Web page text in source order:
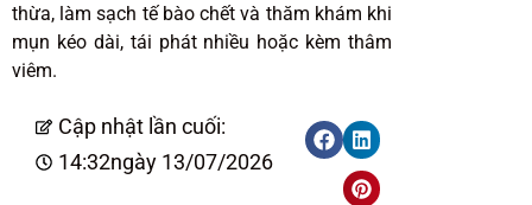
thừa, làm sạch tế bào chết và thăm khám khi
mụn kéo dài, tái phát nhiều hoặc kèm thâm
viêm.
Cập nhật lần cuối:
14:32ngày 13/07/2026